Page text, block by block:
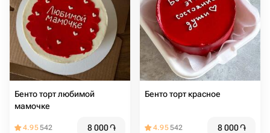
Бенто торт любимой
мамочке
4.95542 8 000֏
Бенто торт красное
4.95542 8 000֏